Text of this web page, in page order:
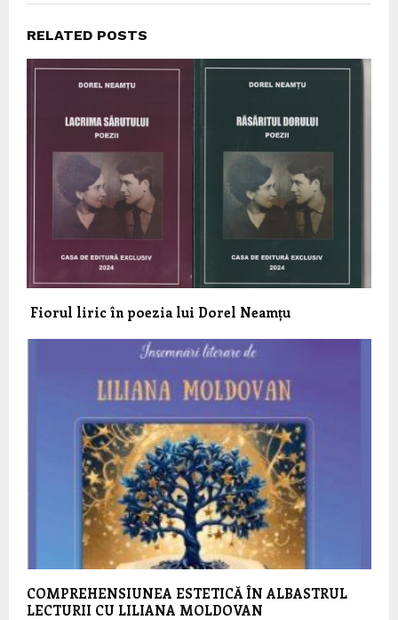
RELATED POSTS
Fiorul liric în poezia lui Dorel Neamțu
COMPREHENSIUNEA ESTETICĂ ÎN ALBASTRUL
LECTURII CU LILIANA MOLDOVAN